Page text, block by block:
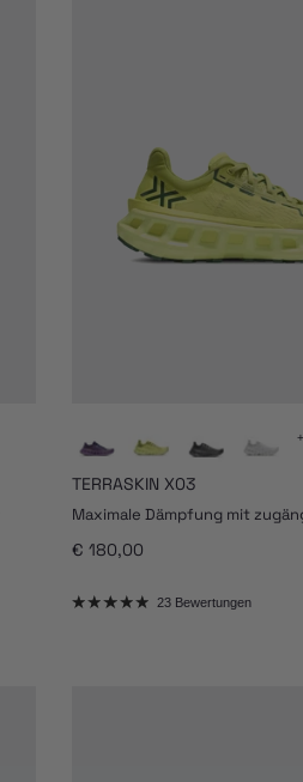
TERRASKIN X03
Maximale Dämpfung mit
Normaler Preis
€ 180,00
23 Bewertungen